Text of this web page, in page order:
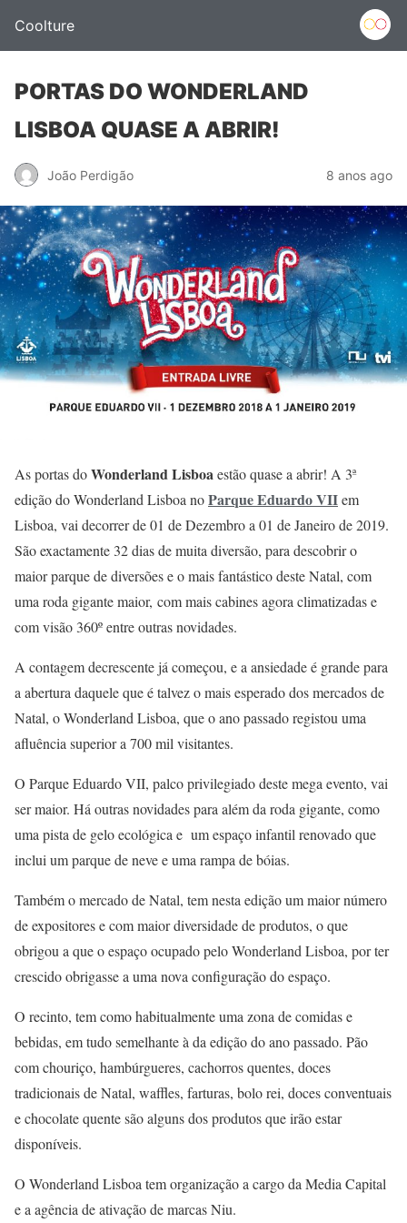
Coolture
PORTAS DO WONDERLAND
LISBOA QUASE A ABRIR!
João Perdigão 8 anos ago
As portas doWonderland Lisboaestão quase a abrir! A 3ª
edição do Wonderland Lisboa noParque Eduardo VIIem
Lisboa, vai decorrer de 01 de Dezembro a 01 de Janeiro de 2019.
São exactamente 32 dias de muita diversão, para descobrir o
maior parque de diversões e o mais fantástico deste Natal, com
uma roda gigante maior, com mais cabines agora climatizadas e
com visão 360º entre outras novidades.
A contagem decrescente já começou, e a ansiedade é grande para
a abertura daquele que é talvez o mais esperado dos mercados de
Natal, o Wonderland Lisboa, que o ano passado registou uma
afluência superior a 700 mil visitantes.
O Parque Eduardo VII, palco privilegiado deste mega evento, vai
ser maior. Há outras novidades para além da roda gigante, como
uma pista de gelo ecológica e um espaço infantil renovado que
inclui um parque de neve e uma rampa de bóias.
Também o mercado de Natal, tem nesta edição um maior número
de expositores e com maior diversidade de produtos, o que
obrigou a que o espaço ocupado pelo Wonderland Lisboa, por ter
crescido obrigasse a uma nova configuração do espaço.
O recinto, tem como habitualmente uma zona de comidas e
bebidas, em tudo semelhante à da edição do ano passado. Pão
com chouriço, hambúrgueres, cachorros quentes, doces
tradicionais de Natal, waffles, farturas, bolo rei, doces conventuais
e chocolate quente são alguns dos produtos que irão estar
disponíveis.
O Wonderland Lisboa tem organização a cargo da Media Capital
e a agência de ativação de marcas Niu.